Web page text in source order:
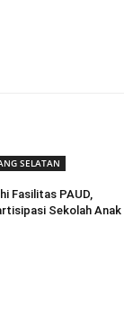
SELATAN
Fasilitas PAUD,
Sekolah Anak